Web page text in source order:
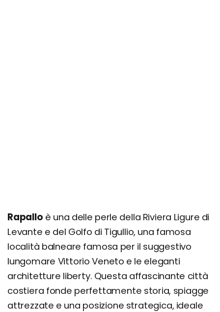
Genova
Itinerario di 1 giorno
Itinerario di 3 giorni
Giorno 1
Giorno 2
Giorno 3
Rapallo è una delle perle della Riviera Ligure di
Levante e del Golfo di Tigullio, una famosa
località balneare famosa per il suggestivo
lungomare Vittorio Veneto e le eleganti
architetture liberty. Questa affascinante città
costiera fonde perfettamente storia, spiagge
attrezzate e una posizione strategica, ideale